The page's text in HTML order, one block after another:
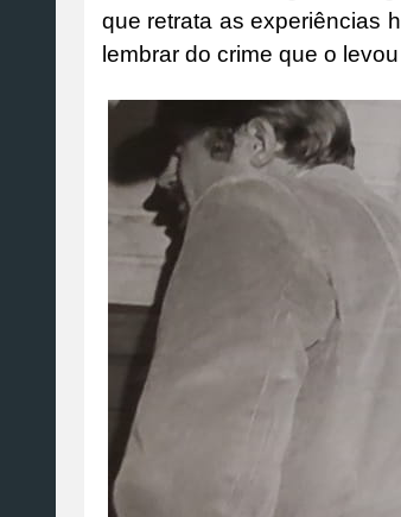
que retrata as experiências
lembrar do crime que o